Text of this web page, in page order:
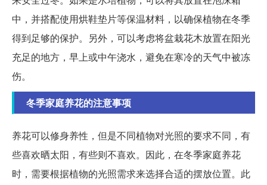
中，并搭配使用烘鞋垫片等保温材料，以确保植物在冬季
得到足够的保护。另外，可以考虑将盆栽花木放置在阳光
充足的地方，早上或中午浇水，避免在寒冷的天气中被冻
伤。
冬季家庭养花的注意事项
养花可以修身养性，但是不同植物对光照的要求不同，有
些喜欢晒太阳，有些则不喜欢。因此，在冬季家庭养花
时，需要根据植物的光照需求来选择合适的摆放位置。此